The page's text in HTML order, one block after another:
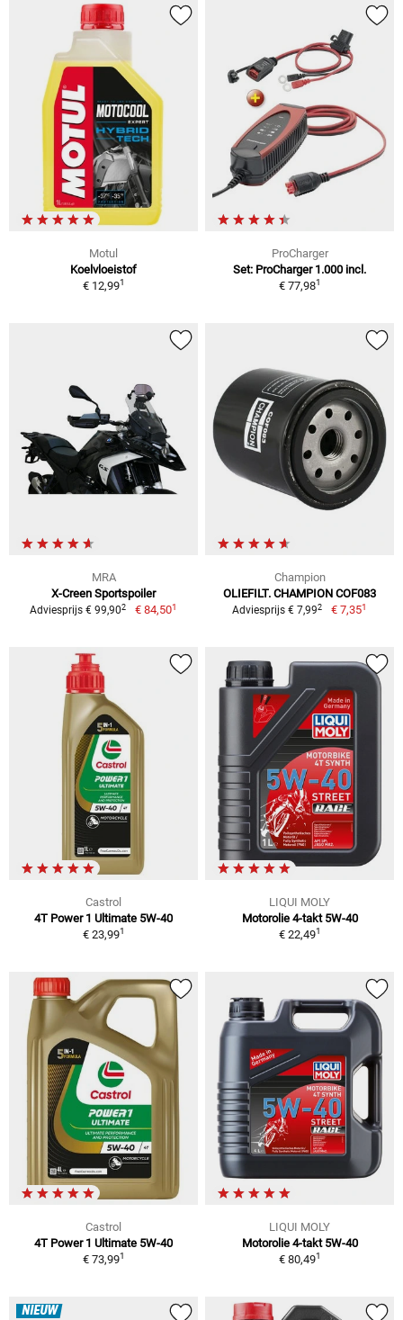
Motul
Koelvloeistof
€ 12,991
ProCharger
Set: ProCharger 1.000 incl.
€ 77,981
MRA
X-Creen Sportspoiler
Adviesprijs € 99,902 € 84,501
Champion
OLIEFILT. CHAMPION COF083
Adviesprijs € 7,992 € 7,351
Castrol
4T Power 1 Ultimate 5W-40
€ 23,991
LIQUI MOLY
Motorolie 4-takt 5W-40
€ 22,491
Castrol
4T Power 1 Ultimate 5W-40
€ 73,991
LIQUI MOLY
Motorolie 4-takt 5W-40
€ 80,491
NIEUW